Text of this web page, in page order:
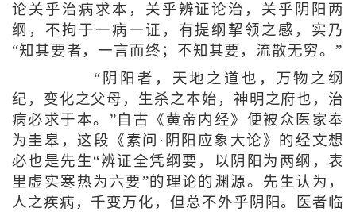
论关乎治病求本，关乎辨证论治，关乎阴阳两
纲，不拘于一病一证，有提纲挈领之感，实乃
“知其要者，一言而终；不知其要，流散无穷。”
“阴阳者，天地之道也，万物之纲
纪，变化之父母，生杀之本始，神明之府也，治
病必求于本。”自古《黄帝内经》便被众医家奉
为圭皋，这段《素问·阴阳应象大论》的经文想
必也是先生“辨证全凭纲要，以阴阳为两纲，表
里虚实寒热为六要”的理论的渊源。先生认为，
人之疾病，千变万化，但总不外乎阴阳。医者临